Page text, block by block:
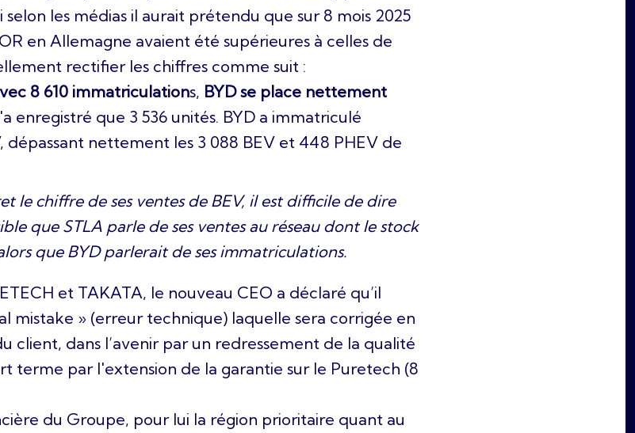
selon les médias il aurait prétendu que sur 8 mois 2025
en Allemagne avaient été supérieures à celles de
rectifier les chiffres comme suit :
8 610 immatriculations, BYD se place nettement
enregistré que 3 536 unités. BYD a immatriculé
dépassant nettement les 3 088 BEV et 448 PHEV de
le chiffre de ses ventes de BEV, il est difficile de dire
que STLA parle de ses ventes au réseau dont le stock
que BYD parlerait de ses immatriculations.
et TAKATA, le nouveau CEO a déclaré qu’il
mistake » (erreur technique) laquelle sera corrigée en
client, dans l’avenir par un redressement de la qualité
terme par l'extension de la garantie sur le Puretech (8
du Groupe, pour lui la région prioritaire quant au